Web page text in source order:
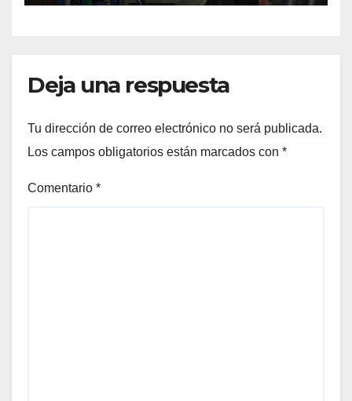
tanque cuesta más de
Deja una respuesta
Tu dirección de correo electrónico no será publicada.
Los campos obligatorios están marcados con *
Comentario *